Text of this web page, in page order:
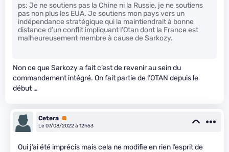
ps: Je ne soutiens pas la Chine ni la Russie, je ne soutiens
pas non plus les EUA. Je soutiens mon pays vers un
indépendance stratégique qui la maintiendrait à bonne
distance d’un conflit impliquant l’Otan dont la France est
malheureusement membre à cause de Sarkozy.
Non ce que Sarkozy a fait c’est de revenir au sein du
commandement intégré. On fait partie de l’OTAN depuis le
début …
Cetera Premium
Le 07/08/2022 à 12h53
Oui j’ai été imprécis mais cela ne modifie en rien l’esprit de